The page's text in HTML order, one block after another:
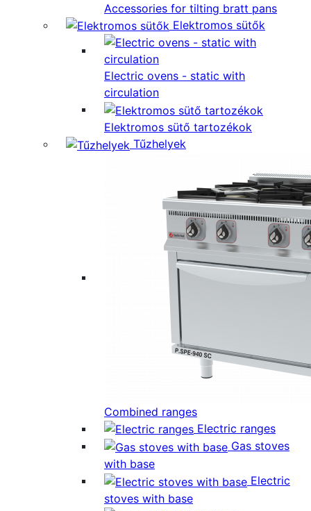
Accessories for tilting bratt pans
Elektromos sütők
Electric ovens - static with
circulation
Elektromos sütő tartozékok
Tűzhelyek
Combined ranges
Electric ranges
Gas stoves
with base
Electric
stoves with base